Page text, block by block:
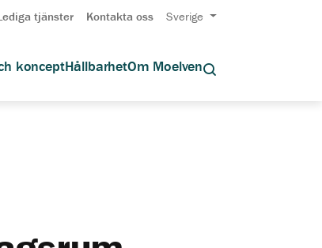
tjänster Kontakta oss Sverige
konceptHållbarhetOm Moelven